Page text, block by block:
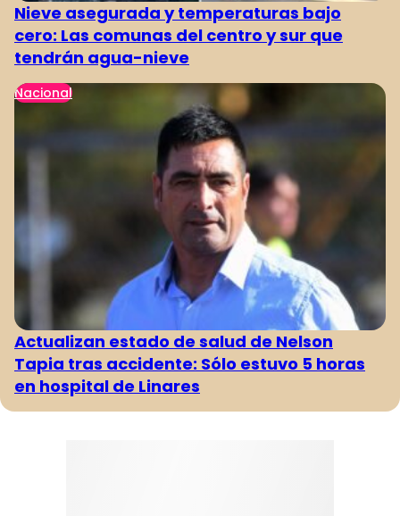
Nieve asegurada y temperaturas bajo
cero: Las comunas del centro y sur que
tendrán agua-nieve
Nacional
Actualizan estado de salud de Nelson
Tapia tras accidente: Sólo estuvo 5 horas
en hospital de Linares